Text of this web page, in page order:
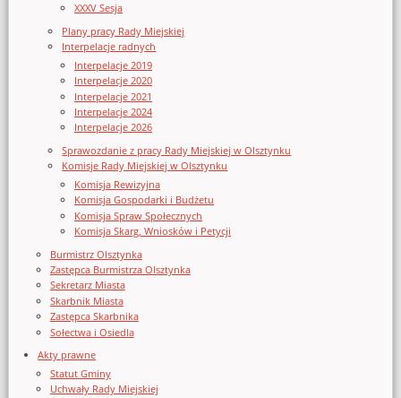
XXXV Sesja
Plany pracy Rady Miejskiej
Interpelacje radnych
Interpelacje 2019
Interpelacje 2020
Interpelacje 2021
Interpelacje 2024
Interpelacje 2026
Sprawozdanie z pracy Rady Miejskiej w Olsztynku
Komisje Rady Miejskiej w Olsztynku
Komisja Rewizyjna
Komisja Gospodarki i Budżetu
Komisja Spraw Społecznych
Komisja Skarg, Wniosków i Petycji
Burmistrz Olsztynka
Zastępca Burmistrza Olsztynka
Sekretarz Miasta
Skarbnik Miasta
Zastępca Skarbnika
Sołectwa i Osiedla
Akty prawne
Statut Gminy
Uchwały Rady Miejskiej